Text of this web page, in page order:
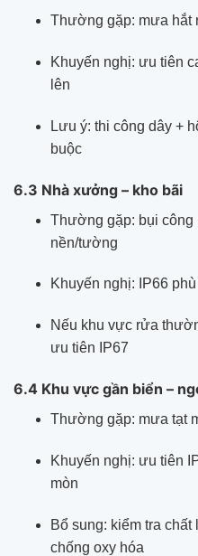
Thường gặp: mưa hắt
Khuyến nghị: ưu tiên
lên
Lưu ý: thi công dây +
buộc
6.3 Nhà xưởng – kho bãi
Thường gặp: bụi công
nền/tường
Khuyến nghị: IP66
Nếu khu vực rửa
ưu tiên IP67
6.4 Khu vực gần biển –
Thường gặp: mưa tạt
Khuyến nghị: ưu tiên
mòn
Bổ sung: kiểm tra
chống oxy hóa